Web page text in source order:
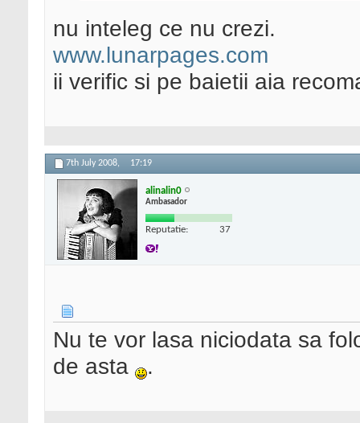
nu inteleg ce nu crezi.
www.lunarpages.com
ii verific si pe baietii aia
7th July 2008, 17:19
alinalin0
Ambasador
Reputatie: 37
Nu te vor lasa niciodata sa
de asta
.